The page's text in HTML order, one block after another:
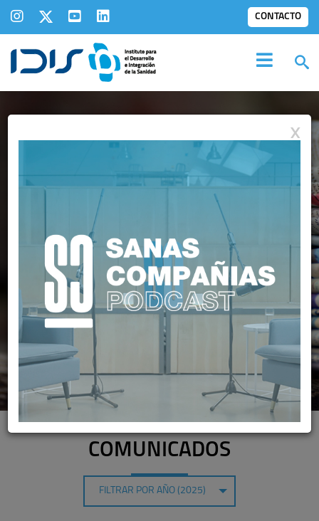
CONTACTO
SALA DEPRENSA
COMUNICADOS
FILTRAR POR AÑO (2025)
X